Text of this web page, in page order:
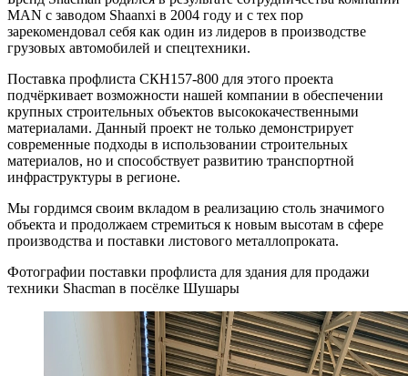
MAN с заводом Shaanxi в 2004 году и с тех пор
зарекомендовал себя как один из лидеров в производстве
грузовых автомобилей и спецтехники.
Поставка профлиста СКН157-800 для этого проекта
подчёркивает возможности нашей компании в обеспечении
крупных строительных объектов высококачественными
материалами. Данный проект не только демонстрирует
современные подходы в использовании строительных
материалов, но и способствует развитию транспортной
инфраструктуры в регионе.
Мы гордимся своим вкладом в реализацию столь значимого
объекта и продолжаем стремиться к новым высотам в сфере
производства и поставки листового металлопроката.
Фотографии поставки профлиста для здания для продажи
техники Shacman в посёлке Шушары